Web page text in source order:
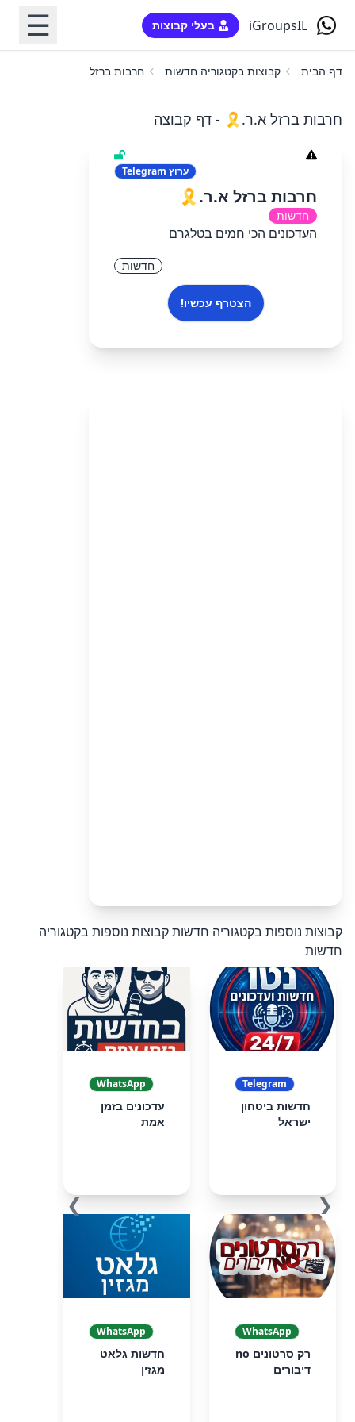
iGroupsIL בעלי קבוצות ☰
דף הבית קבוצות בקטגוריה חדשות חרבות ברזל א.ר.🎗️
חרבות ברזל א.ר.🎗️ - דף קבוצה
ערוץ
חרבות ברזל א.ר.🎗️
חדשות
העדכונים הכי חמים בטלגרם
חדשות
הצטרף עכשיו!
קבוצות נוספות בקטגוריה חדשותקבוצות נוספות בקטגוריה
חדשות
❮
Telegram
חדשות ביטחון
ישראל
WhatsApp
עדכונים בזמן
אמת
WhatsApp
רק סרטונים no
דיבורים
WhatsApp
חדשות גלאט
מגזין
❯